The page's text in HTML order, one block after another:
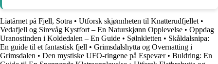
Liatårnet på Fjell, Sotra • Utforsk skjønnheten til Knatterudfjellet •
Vedafjell og Sirevåg Kystfort – En Naturskjønn Opplevelse • Oppdag
Uranostinden i Koldedalen – En Guide • Sølnkletten • Skåldalsnipa:
En guide til et fantastisk fjell • Grimsdalshytta og Overnatting i
Grimsdalen • Den mystiske UFO-ringene på Espevær• Buldring: En